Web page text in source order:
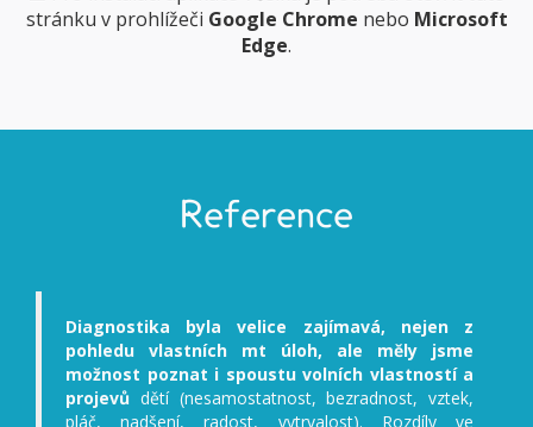
stránku v prohlížeči Google Chrome nebo Microsoft
Edge.
Reference
Diagnostika byla velice zajímavá, nejen z
pohledu vlastních mt úloh, ale měly jsme
možnost poznat i spoustu volních vlastností a
projevů dětí (nesamostatnost, bezradnost, vztek,
pláč, nadšení, radost, vytrvalost). Rozdíly ve